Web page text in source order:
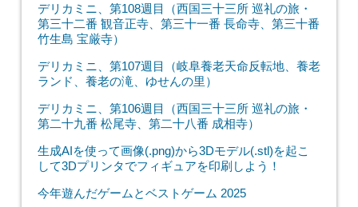
デリカミニ、第108週目（西国三十三所 巡礼の旅・
第三十二番 観音正寺、第三十一番 長命寺、第三十番
竹生島 宝厳寺）
デリカミニ、第107週目（岐阜養老天命反転地、養老
ランド、養老の滝、ゆせんの里）
デリカミニ、第106週目（西国三十三所 巡礼の旅・
第二十九番 松尾寺、第二十八番 成相寺）
生成AIを使って画像(.png)から3Dモデル(.stl)を起こ
して3Dプリンタでフィギュアを印刷しよう！
今年遊んだゲームとベストゲーム 2025